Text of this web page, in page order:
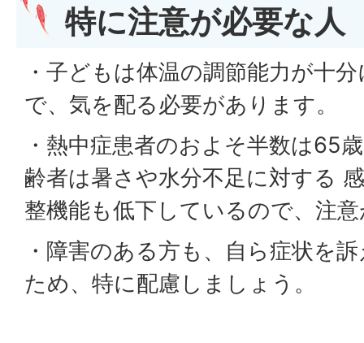
特に注意が必要な人
・子どもは体温の調節能力が十
で、気を配る必要があります。
・熱中症患者のおよそ半数は65
齢者は暑さや水分不足に対する
整機能も低下しているので、注
・障害のある方も、自ら症状を
ため、特に配慮しましょう。